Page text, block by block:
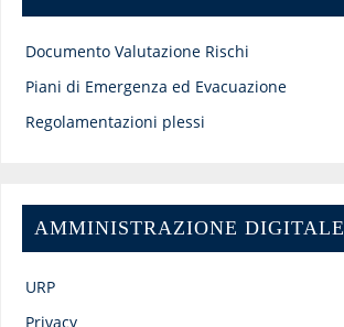
Documento Valutazione Rischi
Piani di Emergenza ed Evacuazione
Regolamentazioni plessi
AMMINISTRAZIONE DIGITALE
URP
Privacy